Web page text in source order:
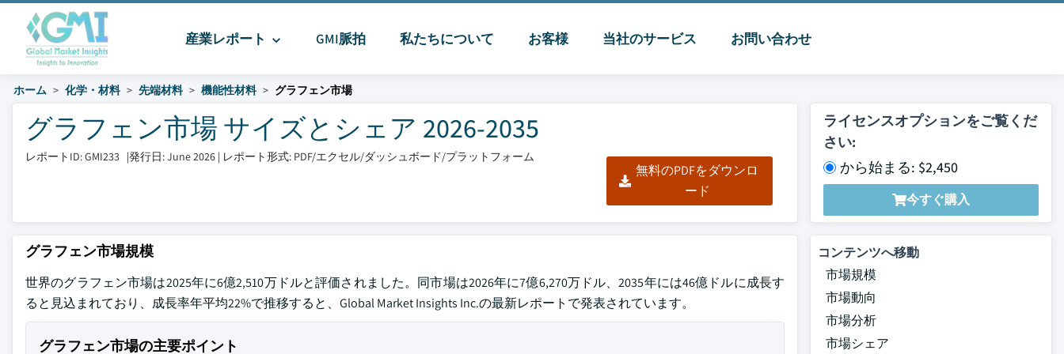
産業レポート GMI脈拍 私たちについて お客様 当社のサービス お問い合わせ
ホーム 化学・材料 先端材料 機能性材料 グラフェン市場
グラフェン市場 サイズとシェア 2026-2035
レポートID: GMI233 |発行日: June 2026 | レポート形式: PDF/エクセル/ダッシュボード/プラットフォーム
無料のPDFをダウンロ
ード
ライセンスオプションをご覧くだ
さい:
から始まる: $2,450
今すぐ購入
グラフェン市場規模
世界のグラフェン市場は2025年に6億2,510万ドルと評価されました。同市場は2026年に7億6,270万ドル、2035年には46億ドルに成長す
ると見込まれており、成長率年平均22%で推移すると、Global Market Insights Inc.の最新レポートで発表されています。
グラフェン市場の主要ポイント
コンテンツへ移動
市場規模
市場動向
市場分析
市場シェア